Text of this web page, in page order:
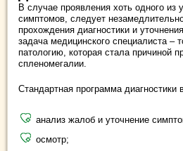
В случае проявления хоть одного из
симптомов, следует
прохождения диагностики и
задача медицинского специалиста –
патологию, которая стала причиной
спленомегалии.
Стандартная программа диагностики
анализ жалоб и уточнение
осмотр;